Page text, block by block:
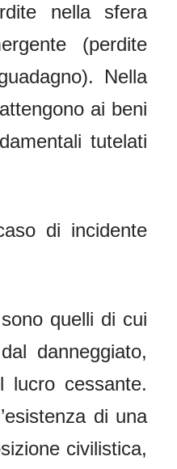
nella sfera
(perdite
Nella
ai beni
tutelati
di incidente
quelli di cui
danneggiato,
lucro cessante.
di una
civilistica,